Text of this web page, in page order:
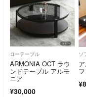
ローテーブル
ARMONIA OCT ラウ
ンドテーブル アルモ
ニア
¥30,000
ソ